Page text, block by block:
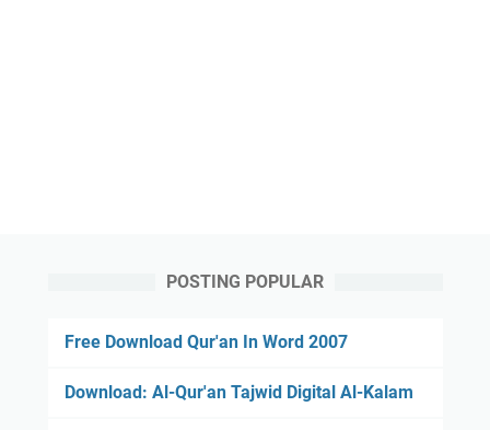
POSTING POPULAR
Free Download Qur'an In Word 2007
Download: Al-Qur'an Tajwid Digital Al-Kalam